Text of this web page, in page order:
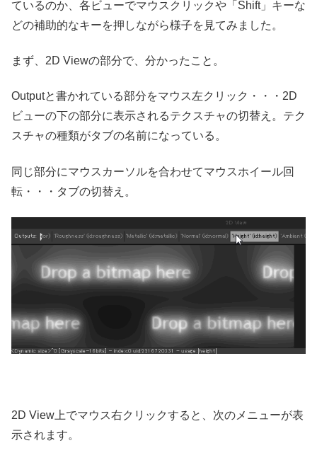
ているのか、各ビューでマウスクリックや「Shift」キーな
どの補助的なキーを押しながら様子を見てみました。
まず、2D Viewの部分で、分かったこと。
Outputと書かれている部分をマウス左クリック・・・2D
ビューの下の部分に表示されるテクスチャの切替え。テク
スチャの種類がタブの名前になっている。
同じ部分にマウスカーソルを合わせてマウスホイール回
転・・・タブの切替え。
2D View上でマウス右クリックすると、次のメニューが表
示されます。